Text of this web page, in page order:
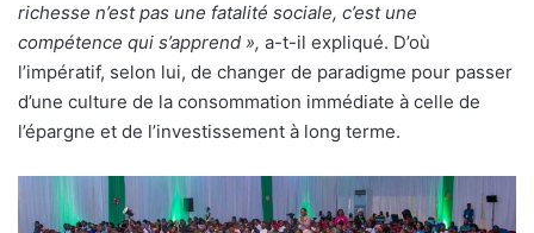
richesse n’est pas une fatalité sociale, c’est une
compétence qui s’apprend », a-t-il expliqué. D’où
l’impératif, selon lui, de changer de paradigme pour passer
d’une culture de la consommation immédiate à celle de
l’épargne et de l’investissement à long terme.